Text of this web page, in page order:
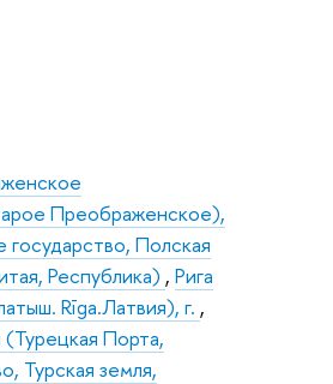
Преображенское),
Полская
Республика) , Рига
Rīga.Латвия), г. ,
(Турецкая Порта,
Турская земля,